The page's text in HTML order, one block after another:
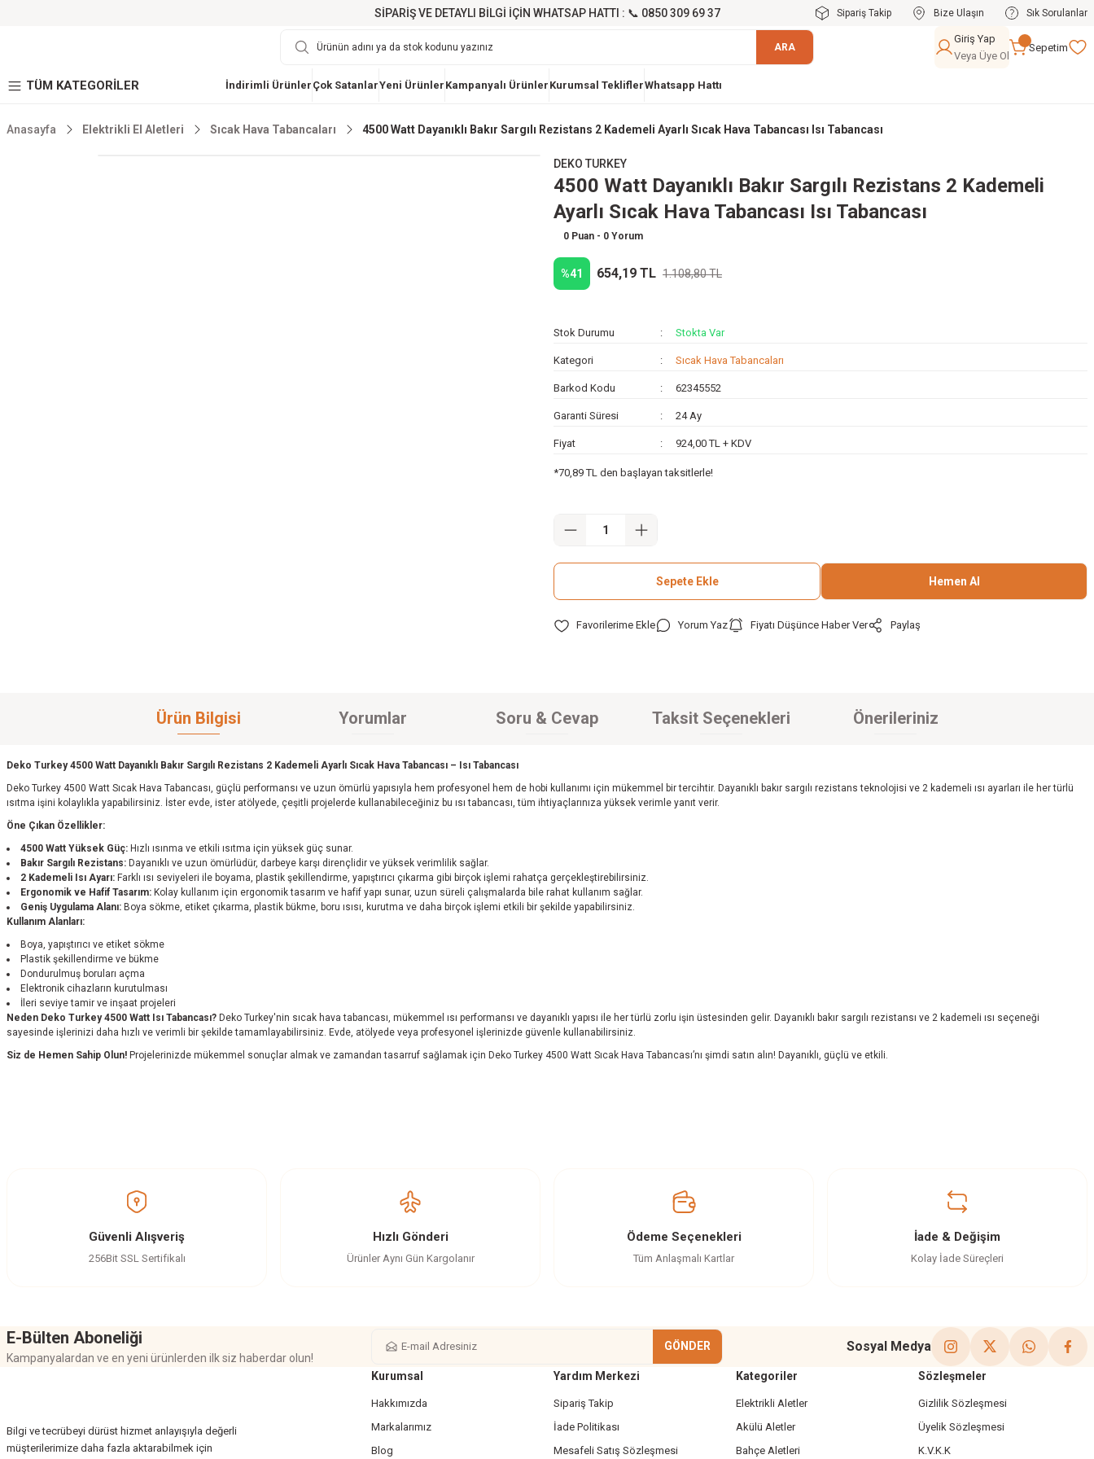
SİPARİŞ VE DETAYLI BİLGİ İÇİN WHATSAP HATTI : 📞 0850 309 69 37 Sipariş Takip Bize Ulaşın Sık Sorulanlar
ARA
Giriş Yap
Veya Üye Ol
Sepetim
TÜM KATEGORİLER İndirimli Ürünler Çok SatanlarYeni Ürünler Kampanyalı Ürünler Kurumsal TekliflerWhatsapp Hattı
Anasayfa Elektrikli El Aletleri Sıcak Hava Tabancaları 4500 Watt Dayanıklı Bakır Sargılı Rezistans 2 Kademeli Ayarlı Sıcak Hava Tabancası Isı Tabancası
DEKO TURKEY
4500 Watt Dayanıklı Bakır Sargılı Rezistans 2 Kademeli
Ayarlı Sıcak Hava Tabancası Isı Tabancası
0 Puan - 0 Yorum
%41 654,19 TL 1.108,80 TL
Stok Durumu Stokta Var
Kategori Sıcak Hava Tabancaları
Barkod Kodu 62345552
Garanti Süresi 24 Ay
Fiyat 924,00 TL + KDV
*70,89 TL den başlayan taksitlerle!
Sepete Ekle Hemen Al
Yorum Yaz Fiyatı Düşünce Haber Ver Paylaş
Ürün Bilgisi Yorumlar Soru & Cevap Taksit Seçenekleri Önerileriniz
Deko Turkey 4500 Watt Dayanıklı Bakır Sargılı Rezistans 2 Kademeli Ayarlı Sıcak Hava Tabancası – Isı Tabancası
Deko Turkey 4500 Watt Sıcak Hava Tabancası, güçlü performansı ve uzun ömürlü yapısıyla hem profesyonel hem de hobi kullanımı için mükemmel bir tercihtir. Dayanıklı bakır sargılı rezistans teknolojisi ve 2 kademeli ısı ayarları ile her türlü
ısıtma işini kolaylıkla yapabilirsiniz. İster evde, ister atölyede, çeşitli projelerde kullanabileceğiniz bu ısı tabancası, tüm ihtiyaçlarınıza yüksek verimle yanıt verir.
Öne Çıkan Özellikler:
4500 Watt Yüksek Güç: Hızlı ısınma ve etkili ısıtma için yüksek güç sunar.
Bakır Sargılı Rezistans: Dayanıklı ve uzun ömürlüdür, darbeye karşı dirençlidir ve yüksek verimlilik sağlar.
2 Kademeli Isı Ayarı: Farklı ısı seviyeleri ile boyama, plastik şekillendirme, yapıştırıcı çıkarma gibi birçok işlemi rahatça gerçekleştirebilirsiniz.
Ergonomik ve Hafif Tasarım: Kolay kullanım için ergonomik tasarım ve hafif yapı sunar, uzun süreli çalışmalarda bile rahat kullanım sağlar.
Geniş Uygulama Alanı: Boya sökme, etiket çıkarma, plastik bükme, boru ısısı, kurutma ve daha birçok işlemi etkili bir şekilde yapabilirsiniz.
Kullanım Alanları:
Boya, yapıştırıcı ve etiket sökme
Plastik şekillendirme ve bükme
Dondurulmuş boruları açma
Elektronik cihazların kurutulması
İleri seviye tamir ve inşaat projeleri
Neden Deko Turkey 4500 Watt Isı Tabancası? Deko Turkey'nin sıcak hava tabancası, mükemmel ısı performansı ve dayanıklı yapısı ile her türlü zorlu işin üstesinden gelir. Dayanıklı bakır sargılı rezistansı ve 2 kademeli ısı seçeneği
sayesinde işlerinizi daha hızlı ve verimli bir şekilde tamamlayabilirsiniz. Evde, atölyede veya profesyonel işlerinizde güvenle kullanabilirsiniz.
Siz de Hemen Sahip Olun! Projelerinizde mükemmel sonuçlar almak ve zamandan tasarruf sağlamak için Deko Turkey 4500 Watt Sıcak Hava Tabancası’nı şimdi satın alın! Dayanıklı, güçlü ve etkili.
Ürün açıklamasında eksik bilgiler bulunuyor.
Gönder
Güvenli Alışveriş
256Bit SSL Sertifikalı
Hızlı Gönderi
Ürünler Aynı Gün Kargolanır
Ödeme Seçenekleri
Tüm Anlaşmalı Kartlar
İade & Değişim
Kolay İade Süreçleri
E-Bülten Aboneliği
Kampanyalardan ve en yeni ürünlerden ilk siz haberdar olun!
GÖNDER Sosyal Medya
Bilgi ve tecrübeyi dürüst hizmet anlayışıyla değerli
müşterilerimize daha fazla aktarabilmek için
Kurumsal
Hakkımızda
Markalarımız
Blog
Yardım Merkezi
Sipariş Takip
İade Politikası
Mesafeli Satış Sözleşmesi
Kategoriler
Elektrikli Aletler
Akülü Aletler
Bahçe Aletleri
Sözleşmeler
Gizlilik Sözleşmesi
Üyelik Sözleşmesi
K.V.K.K